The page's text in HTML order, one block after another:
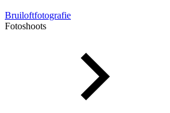
Bruiloftfotografie
Fotoshoots